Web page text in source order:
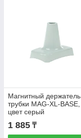
Магнитный держатель
трубки MAG-XL-BASE,
цвет серый
1 885 ₸